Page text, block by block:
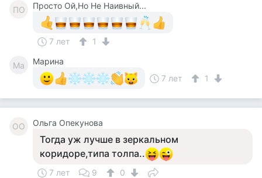
ПО Просто Ой,Но Не Наивный...
7 лет 1
Ма
Марина
7 лет
1
ОО Ольга Опекунова
Тогда уж лучше в зеркальном
коридоре,типа толпа..
7 лет 9
0